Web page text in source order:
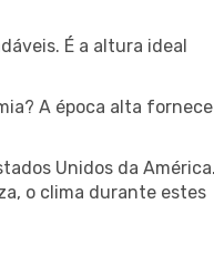
É a altura ideal
A época alta fornece
Unidos da América.
o clima durante estes